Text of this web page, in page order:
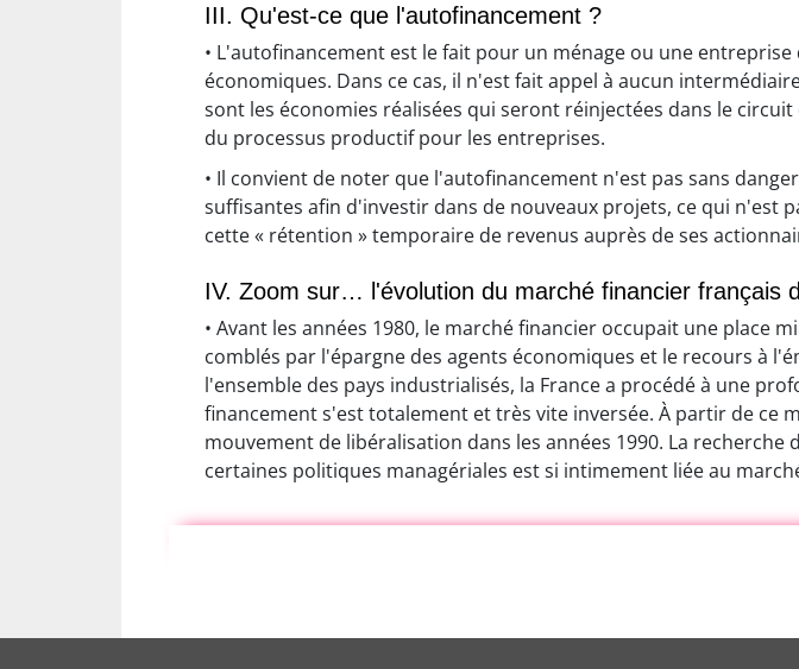
III. Qu'est-ce que l'autofinancement ?
• L'autofinancement est le fait pour un ménage ou une
économiques. Dans ce cas, il n'est fait appel à aucun
sont les économies réalisées qui seront réinjectées dans le
du processus productif pour les entreprises.
• Il convient de noter que l'autofinancement n'est pas sans
suffisantes afin d'investir dans de nouveaux projets, ce qui n'est
cette « rétention » temporaire de revenus auprès de ses
IV. Zoom sur… l'évolution du marché financier français
• Avant les années 1980, le marché financier occupait une place
comblés par l'épargne des agents économiques et le recours à
l'ensemble des pays industrialisés, la France a procédé à une
financement s'est totalement et très vite inversée. À partir de ce
mouvement de libéralisation dans les années 1990. La
certaines politiques managériales est si intimement liée au